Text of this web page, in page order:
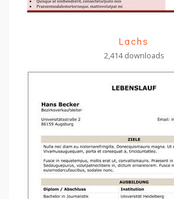
Lachs
2,414 downloads